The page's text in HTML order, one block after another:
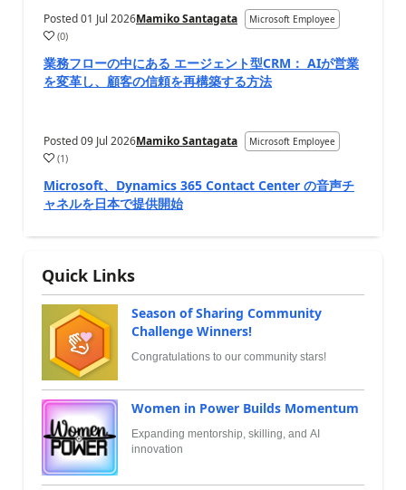
Posted01 Jul 2026Mamiko Santagata Microsoft Employee
(0)
業務フローの中にある エージェント型CRM： AIが営業
を変革し、顧客の信頼を再構築する方法
Posted09 Jul 2026Mamiko Santagata Microsoft Employee
(1)
Microsoft、Dynamics 365 Contact Center の音声チ
ャネルを日本で提供開始
Quick Links
Season of Sharing Community
Challenge Winners!
Congratulations to our community stars!
Women in Power Builds Momentum
Expanding mentorship, skilling, and AI
innovation